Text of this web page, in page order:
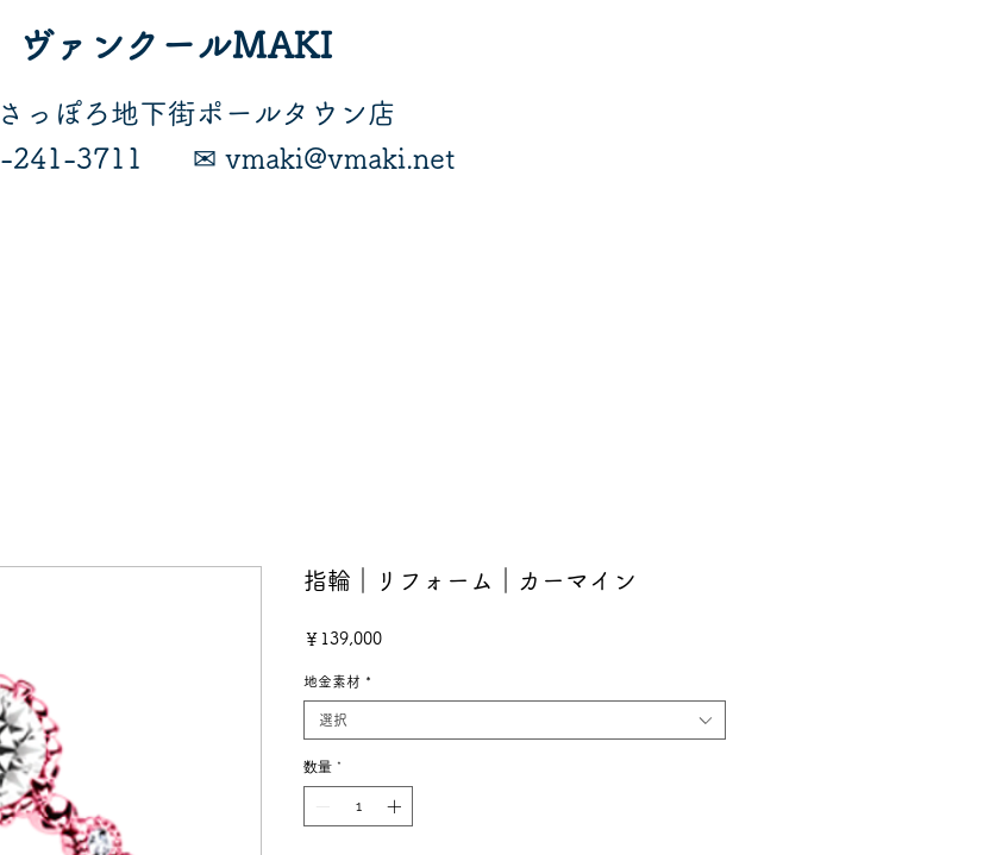
ヴァンクールMAKI
​さっぽろ地下街ポールタウン店
3711
​✉ vmaki@vmaki.net
指輪｜リフォーム｜カーマイン
￥139,000価
地金素材 *
選択
数量 *